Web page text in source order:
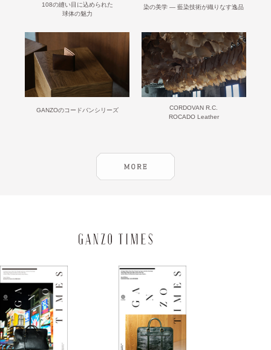
108の縫い目に込められた
球体の魅力
染の美学 ― 藍染技術が織りなす逸品
GANZOのコードバンシリーズ
CORDOVAN R.C.
ROCADO Leather